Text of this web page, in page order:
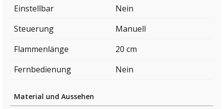
Einstellbar
Nein
Steuerung
Manuell
Flammenlänge
20 cm
Fernbedienung
Nein
Material und Aussehen